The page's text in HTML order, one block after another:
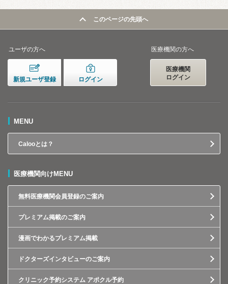
このページの先頭へ
ユーザの方へ
新規ユーザ登録 ログイン
医療機関の方へ
医療機関
ログイン
MENU
Calooとは？
医療機関向けMENU
無料医療機関会員登録のご案内
プレミアム掲載のご案内
漫画でわかるプレミアム掲載
ドクターズインタビューのご案内
クリニック予約システム アポクル予約